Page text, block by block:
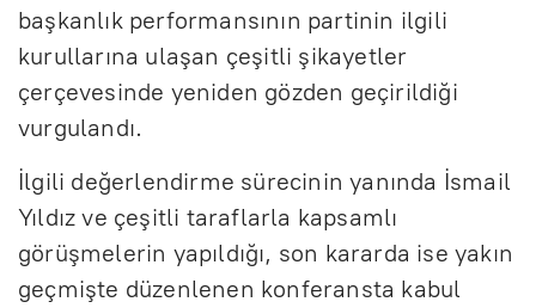
başkanlık performansının partinin ilgili
kurullarına ulaşan çeşitli şikayetler
çerçevesinde yeniden gözden geçirildiği
vurgulandı.
İlgili değerlendirme sürecinin yanında İsmail
Yıldız ve çeşitli taraflarla kapsamlı
görüşmelerin yapıldığı, son kararda ise yakın
geçmişte düzenlenen konferansta kabul